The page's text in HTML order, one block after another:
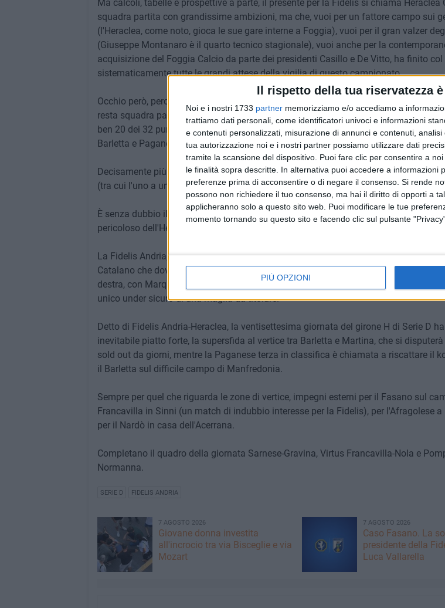
Il rispetto della tua riservatezza
Noi e i nostri 1733 partner memorizziamo e/o accediamo a
trattiamo dati personali, come identificatori univoci e informazioni
e contenuti personalizzati, misurazione di annunci e contenuti, analisi
tua autorizzazione noi e i nostri partner possiamo utilizzare dati
tramite la scansione del dispositivo. Puoi fare clic per consentire a
le finalità sopra descritte. In alternativa puoi accedere a informazioni
preferenze prima di acconsentire o di negare il consenso. Si rende
possono non richiedere il tuo consenso, ma hai il diritto di opporti a
applicheranno solo a questo sito web. Puoi modificare le tue
momento tornando su questo sito e facendo clic sul pulsante
PIÙ OPZIONI
Ma calcoli, tabelle e prospettive a parte, il presente per la Fidelis si chiama Heraclea
squadra partita con grandissime ambizioni, ma che, vuoi per un fattore campo sui
(l'Heraclea, come noto, gioca le sue gare interne a Foggia), vuoi per il gran valzer
(Giuseppe Montanaro è il quarto tecnico stagionale), vuoi anche per la
acquisizione del Foggia Calcio da parte dei presidenti Casillo e De Vitto, ha finito col
sistematicamente tutte le grandi attese della vigilia di questo campionato.
Occhio però, perchè per quanto abbia deluso le aspettative di inizio stagione,
resta squadra particolarmente insidiosa, soprattutto nelle gare in trasferta, dove ha
ben 20 dei 32 punti in classifica, frutto di 6 vittorie (come il Martina, meglio hanno
Barletta e Paganese), 2 pareggi e 5 sconfitte.
Decisamente più deficitario invece lo score interno della compagine dauna, con 3
(tra cui l'uno a uno della gara di andata) e ben 7 sconfitte.
È senza dubbio il fresco 35enne ex Cittadella e Virtus Entella Andrea Schenetti,
pericoloso dell'Heraclea, che dovrebbe schierarsi con un 4-3-1-2.
La Fidelis Andria, invece, dovrebbe schierare ancora il 4-3-3 visto nelle ultime uscite,
Catalano che dovrebbe recuperare Giorgione a centrocampo, e Fangwa nel ruolo di
destra, con Marquez e Taurino a fargli compagnia nel tridente offensivo, e
unico under sicuro di una maglia da titolare.
Detto di Fidelis Andria-Heraclea, la ventisettesima giornata del girone H di Serie D
inevitabile piatto forte, la supersfida al vertice tra Barletta e Martina, che si
sold out da giorni, mentre la Paganese terza in classifica è chiamata a riscattare il
il Barletta sul difficile campo di Manfredonia.
Sempre per quel che riguarda le zone di vertice, impegni esterni per il Fasano sul
Francavilla in Sinni (un match di indubbio interesse per la Fidelis), per l'Afragolese a
per il Nardò in casa dell'Acerrana.
Completano il quadro della giornata Sarnese-Gravina, Virtus Francavilla-Nola e
Normanna.
SERIE D FIDELIS ANDRIA
7 AGOSTO 2026
Giovane donna investita
all'incrocio tra via Bisceglie e via
Mozart
7 AGOSTO 2026
Caso Fasano. La
presidente della
Luca Vallarella